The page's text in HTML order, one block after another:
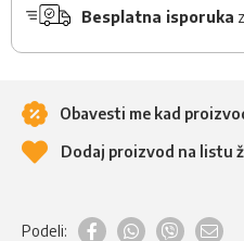
Besplatna isporuka
Obavesti me kad
Dodaj proizvod na listu
Podeli: